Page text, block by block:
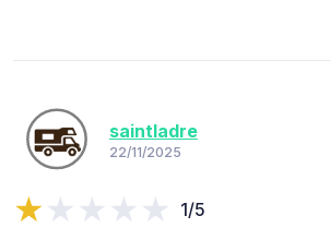
saintladre
22/11/2025
1/5